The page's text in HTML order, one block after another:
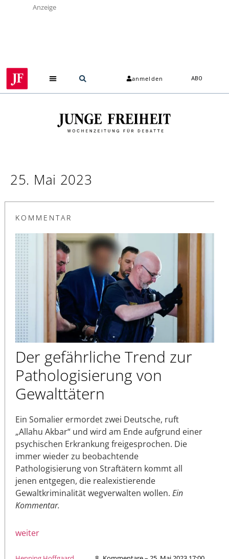
Anzeige
anmelden ABO
25. Mai 2023
KOMMENTAR
Der gefährliche Trend zur
Pathologisierung von
Gewalttätern
Ein Somalier ermordet zwei Deutsche, ruft
„Allahu Akbar“ und wird am Ende aufgrund einer
psychischen Erkrankung freigesprochen. Die
immer wieder zu beobachtende
Pathologisierung von Straftätern kommt all
jenen entgegen, die realexistierende
Gewaltkriminalität wegverwalten wollen. Ein
Kommentar.
weiter